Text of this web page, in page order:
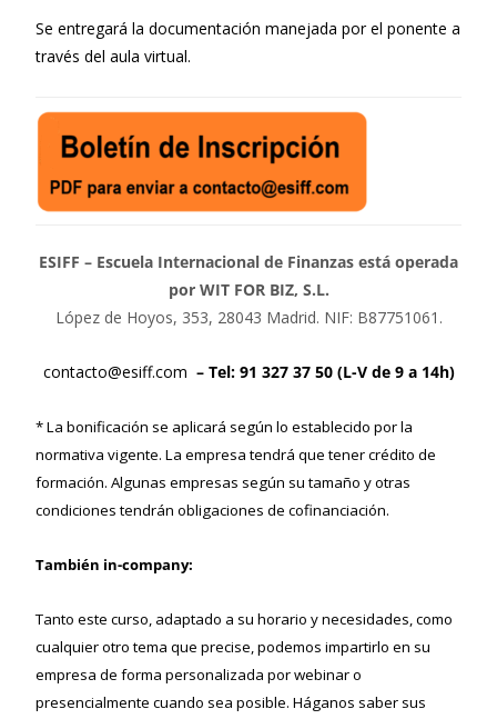
Se entregará la documentación manejada por el ponente a
través del aula virtual.
ESIFF – Escuela Internacional de Finanzas está operada
por WIT FOR BIZ, S.L.
López de Hoyos, 353, 28043 Madrid. NIF: B87751061.
contacto@esiff.com – Tel: 91 327 37 50 (L-V de 9 a 14h)
* La bonificación se aplicará según lo establecido por la
normativa vigente. La empresa tendrá que tener crédito de
formación. Algunas empresas según su tamaño y otras
condiciones tendrán obligaciones de cofinanciación.
También in-company:
Tanto este curso, adaptado a su horario y necesidades, como
cualquier otro tema que precise, podemos impartirlo en su
empresa de forma personalizada por webinar o
presencialmente cuando sea posible. Háganos saber sus